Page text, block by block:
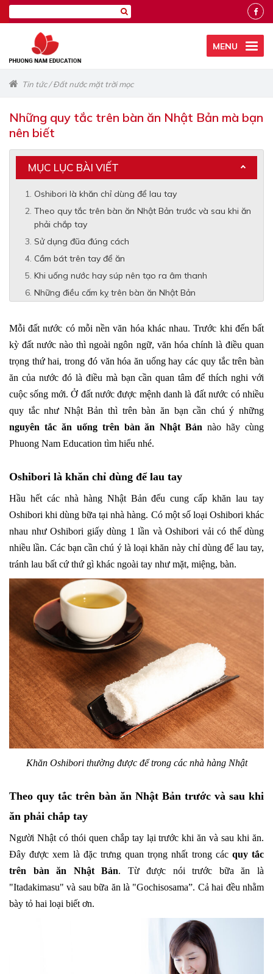
MENU
Tin tức/Đất nước mặt trời mọc
Những quy tắc trên bàn ăn Nhật Bản mà bạn
nên biết
MỤC LỤC BÀI VIẾT
Oshibori là khăn chỉ dùng để lau tay
Theo quy tắc trên bàn ăn Nhật Bản trước và sau khi ăn
phải chắp tay
Sử dụng đũa đúng cách
Cầm bát trên tay để ăn
Khi uống nước hay súp nên tạo ra âm thanh
Những điều cấm kỵ trên bàn ăn Nhật Bản
Mỗi đất nước có mỗi nền văn hóa khác nhau. Trước khi đến bất
kỳ đất nước nào thì ngoài ngôn ngữ, văn hóa chính là điều quan
trọng thứ hai, trong đó văn hóa ăn uống hay các quy tắc trên bàn
ăn của nước đó là điều mà bạn cần quan tâm để thích nghi với
cuộc sống mới. Ở đất nước được mệnh danh là đất nước có nhiều
quy tắc như Nhật Bản thì trên bàn ăn bạn cần chú ý những
nguyên tắc ăn uống trên bàn ăn Nhật Bảnnào hãy cùng
Phuong Nam Education tìm hiểu nhé.
Oshibori là khăn chỉ dùng để lau tay
Hầu hết các nhà hàng Nhật Bản đếu cung cấp khăn lau tay
Oshibori khi dùng bữa tại nhà hàng. Có một số loại Oshibori khác
nhau như Oshibori giấy dùng 1 lần và Oshibori vải có thế dùng
nhiều lần. Các bạn cần chú ý là loại khăn này chỉ dùng để lau tay,
tránh lau bất cứ thứ gì khác ngoài tay như mặt, miệng, bàn.
Khăn Oshibori thường được để trong các nhà hàng Nhật
Theo quy tắc trên bàn ăn Nhật Bản trước và sau khi
ăn phải chắp tay
Người Nhật có thói quen chắp tay lại trước khi ăn và sau khi ăn.
Đây được xem là đặc trưng quan trọng nhất trong các quy tắc
trên bàn ăn Nhật Bản. Từ được nói trước bữa ăn là
"Itadakimasu" và sau bữa ăn là "Gochisosama”. Cả hai đều nhằm
bày tỏ hai loại biết ơn.